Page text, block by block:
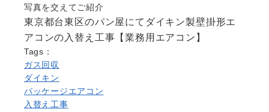
Contact us
電話問い合わせはこちら
写真を交えてご紹介
東京都台東区のパン屋にてダイキン製壁掛形エ
アコンの入替え工事【業務用エアコン】
Tags：
ガス回収
ダイキン
パッケージエアコン
入替え工事